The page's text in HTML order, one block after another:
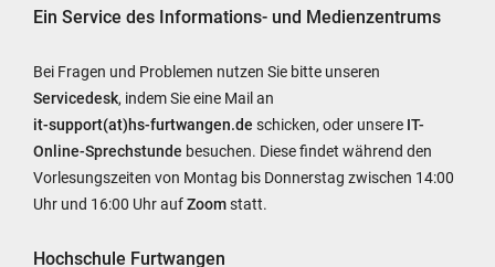
Ein Service des Informations- und Medienzentrums
Bei Fragen und Problemen nutzen Sie bitte unseren
Servicedesk, indem Sie eine Mail an
it-support(at)hs-furtwangen.de schicken, oder unsere IT-
Online-Sprechstunde besuchen. Diese findet während den
Vorlesungszeiten von Montag bis Donnerstag zwischen 14:00
Uhr und 16:00 Uhr aufZoomstatt.
Hochschule Furtwangen